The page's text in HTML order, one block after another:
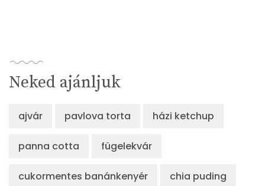
Neked ajánljuk
ajvár pavlova torta házi ketchup
panna cotta fügelekvár
cukormentes banánkenyér chia puding